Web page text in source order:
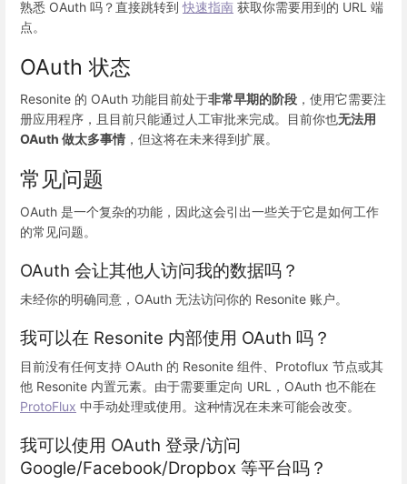
熟悉 OAuth 吗？直接跳转到快速指南 获取你需要用到的 URL 端
点。
OAuth 状态
Resonite 的 OAuth 功能目前处于非常早期的阶段 ，使用它需要注
册应用程序，且目前只能通过人工审批来完成。目前你也无法用
OAuth 做太多事情 ，但这将在未来得到扩展。
常见问题
OAuth 是一个复杂的功能，因此这会引出一些关于它是如何工作
的常见问题。
OAuth 会让其他人访问我的数据吗？
未经你的明确同意，OAuth 无法访问你的 Resonite 账户。
我可以在 Resonite 内部使用 OAuth 吗？
目前没有任何支持 OAuth 的 Resonite 组件、Protoflux 节点或其
他 Resonite 内置元素。由于需要重定向 URL，OAuth 也不能在
ProtoFlux 中手动处理或使用。这种情况在未来可能会改变。
我可以使用 OAuth 登录/访问
Google/Facebook/Dropbox 等平台吗？